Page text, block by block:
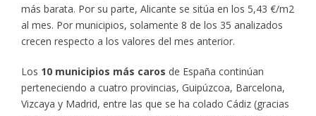
más barata. Por su parte, Alicante se sitúa en los 5,43 €/m2
al mes. Por municipios, solamente 8 de los 35 analizados
crecen respecto a los valores del mes anterior.
Los 10 municipios más caros de España continúan
perteneciendo a cuatro provincias, Guipúzcoa, Barcelona,
Vizcaya y Madrid, entre las que se ha colado Cádiz (gracias